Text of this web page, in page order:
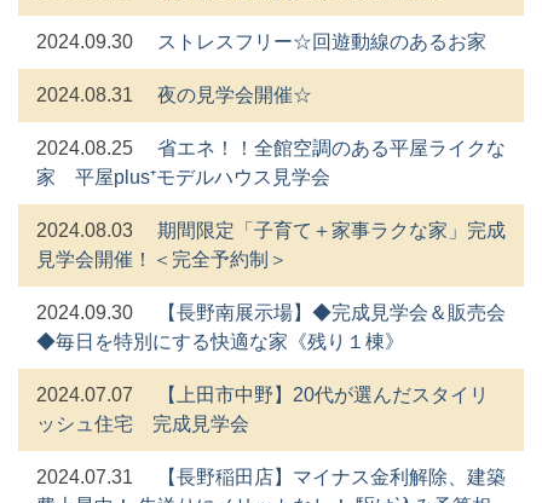
2024.09.30 ストレスフリー☆回遊動線のあるお家
2024.08.31 夜の見学会開催☆
2024.08.25
省エネ！！全館空調のある平屋ライクな
家 平屋plus⁺モデルハウス見学会
2024.08.03
期間限定「子育て＋家事ラクな家」完成
見学会開催！＜完全予約制＞
2024.09.30
【長野南展示場】◆完成見学会＆販売会
◆毎日を特別にする快適な家《残り１棟》
2024.07.07
【上田市中野】20代が選んだスタイリ
ッシュ住宅 完成見学会
2024.07.31
【長野稲田店】マイナス金利解除、建築